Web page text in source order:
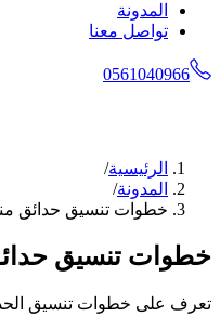
المدونة
تواصل معنا
0561040966
الرئيسية/
المدونة/
خطوات تنسيق حدائق
خطوات تنسيق
تعرف على خطوات تنسيق